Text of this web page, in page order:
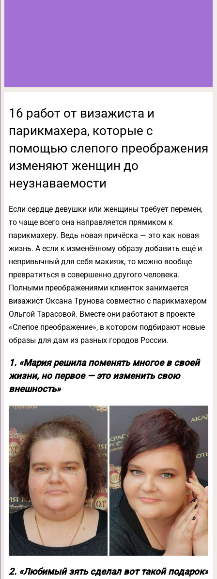
16 работ от визажиста и
парикмахера, которые с
помощью слепого преображения
изменяют женщин до
неузнаваемости
Если сердце девушки или женщины требует перемен,
то чаще всего она направляется прямиком к
парикмахеру. Ведь новая причёска — это как новая
жизнь. А если к изменённому образу добавить ещё и
непривычный для себя макияж, то можно вообще
превратиться в совершенно другого человека.
Полными преображениями клиенток занимается
визажист Оксана Трунова совместно с парикмахером
Ольгой Тарасовой. Вместе они работают в проекте
«Слепое преображение», в котором подбирают новые
образы для дам из разных городов России.
1. «Мария решила поменять многое в своей
жизни, но первое — это изменить свою
внешность»
2. «Любимый зять сделал вот такой подарок»